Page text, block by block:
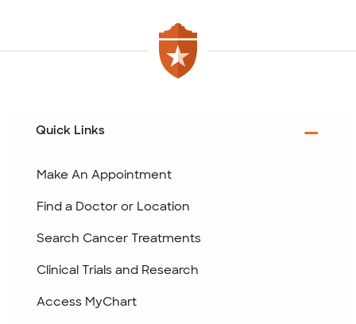
Quick Links
Make An Appointment
Find a Doctor or Location
Search Cancer Treatments
Clinical Trials and Research
Access MyChart